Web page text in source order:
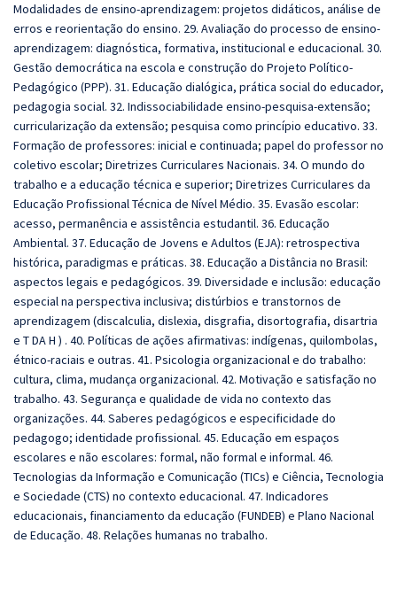
Modalidades de ensino-aprendizagem: projetos didáticos, análise de
erros e reorientação do ensino. 29. Avaliação do processo de ensino-
aprendizagem: diagnóstica, formativa, institucional e educacional. 30.
Gestão democrática na escola e construção do Projeto Político-
Pedagógico (PPP). 31. Educação dialógica, prática social do educador,
pedagogia social. 32. Indissociabilidade ensino-pesquisa-extensão;
curricularização da extensão; pesquisa como princípio educativo. 33.
Formação de professores: inicial e continuada; papel do professor no
coletivo escolar; Diretrizes Curriculares Nacionais. 34. O mundo do
trabalho e a educação técnica e superior; Diretrizes Curriculares da
Educação Profissional Técnica de Nível Médio. 35. Evasão escolar:
acesso, permanência e assistência estudantil. 36. Educação
Ambiental. 37. Educação de Jovens e Adultos (EJA): retrospectiva
histórica, paradigmas e práticas. 38. Educação a Distância no Brasil:
aspectos legais e pedagógicos. 39. Diversidade e inclusão: educação
especial na perspectiva inclusiva; distúrbios e transtornos de
aprendizagem (discalculia, dislexia, disgrafia, disortografia, disartria
e T DA H ) . 40. Políticas de ações afirmativas: indígenas, quilombolas,
étnico-raciais e outras. 41. Psicologia organizacional e do trabalho:
cultura, clima, mudança organizacional. 42. Motivação e satisfação no
trabalho. 43. Segurança e qualidade de vida no contexto das
organizações. 44. Saberes pedagógicos e especificidade do
pedagogo; identidade profissional. 45. Educação em espaços
escolares e não escolares: formal, não formal e informal. 46.
Tecnologias da Informação e Comunicação (TICs) e Ciência, Tecnologia
e Sociedade (CTS) no contexto educacional. 47. Indicadores
educacionais, financiamento da educação (FUNDEB) e Plano Nacional
de Educação. 48. Relações humanas no trabalho.